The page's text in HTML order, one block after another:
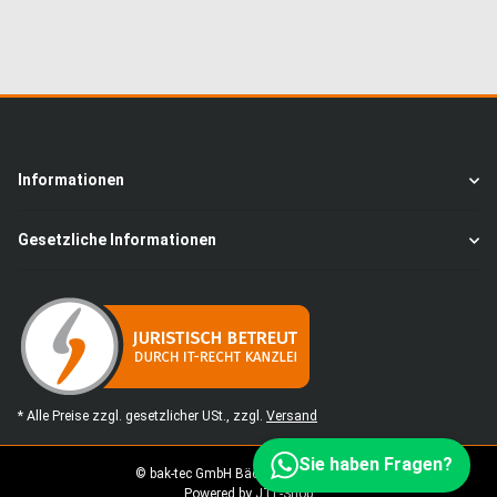
Informationen
Gesetzliche Informationen
* Alle Preise zzgl. gesetzlicher USt., zzgl. Versand
© bak-tec GmbH Bäckereimaschinen
Powered by JTL-Shop
Sie haben Fragen?